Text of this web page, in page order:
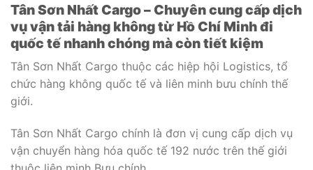
Tân Sơn Nhất Cargo – Chuyên cung cấp dịch
vụ vận tải hàng không từ Hồ Chí Minh đi
quốc tế nhanh chóng mà còn tiết kiệm
Tân Sơn Nhất Cargo thuộc các hiệp hội Logistics, tổ
chức hàng không quốc tế và liên minh bưu chính thế
giới.
Tân Sơn Nhất Cargo chính là đơn vị cung cấp dịch vụ
vận chuyển hàng hóa quốc tế 192 nước trên thế giới